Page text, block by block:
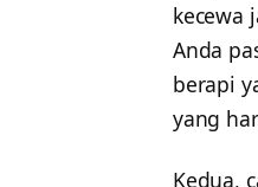
kecewa
Anda
berapi
yang
Kedua,